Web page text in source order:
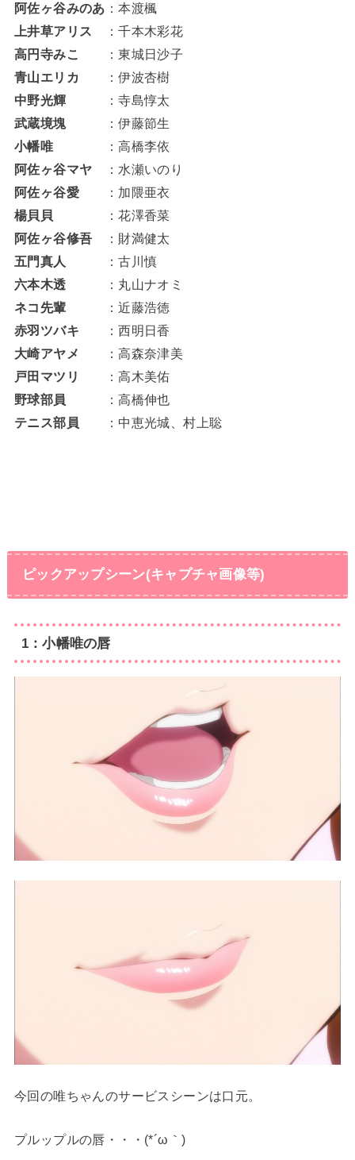
阿佐ヶ谷みのあ ：本渡楓
上井草アリス
：千本木彩花
高円寺みこ
：東城日沙子
青山エリカ
：伊波杏樹
中野光輝
：寺島惇太
武蔵境塊
：伊藤節生
小幡唯
：高橋李依
阿佐ヶ谷マヤ
：水瀬いのり
阿佐ヶ谷愛
：加隈亜衣
楊貝貝
：花澤香菜
阿佐ヶ谷修吾
：財満健太
五門真人
：古川慎
六本木透
：丸山ナオミ
ネコ先輩
：近藤浩徳
赤羽ツバキ
：西明日香
大崎アヤメ
：高森奈津美
戸田マツリ
：高木美佑
野球部員
：高橋伸也
テニス部員
：中恵光城、村上聡
ピックアップシーン(キャプチャ画像等)
1：小幡唯の唇
今回の唯ちゃんのサービスシーンは口元。
プルップルの唇・・・(*´ω｀)